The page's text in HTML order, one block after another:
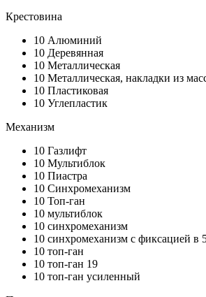
Крестовина
10 Алюминий
10 Деревянная
10 Металлическая
10 Металлическая, накладки из
10 Пластиковая
10 Углепластик
Механизм
10 Газлифт
10 Мультиблок
10 Пиастра
10 Синхромеханизм
10 Топ-ган
10 мультиблок
10 синхромеханизм
10 синхромеханизм с фиксацией в
10 топ-ган
10 топ-ган 19
10 топ-ган усиленный